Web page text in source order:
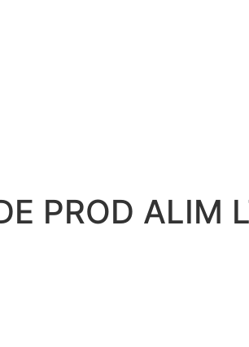
PROD ALIM